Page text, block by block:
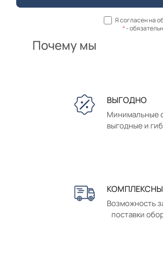
Я согласен на
*-
Почему мы
ВЫГОДНО
Минимальные
выгодные и
Возможность
поставки